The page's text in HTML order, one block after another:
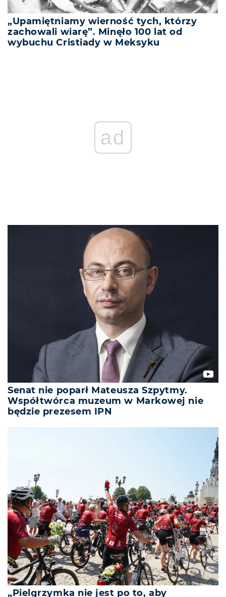
„Upamiętniamy wierność tych, którzy
zachowali wiarę”. Minęło 100 lat od
wybuchu Cristiady w Meksyku
ad
Senat nie poparł Mateusza Szpytmy.
Współtwórca muzeum w Markowej nie
będzie prezesem IPN
„Pielgrzymka nie jest po to, aby